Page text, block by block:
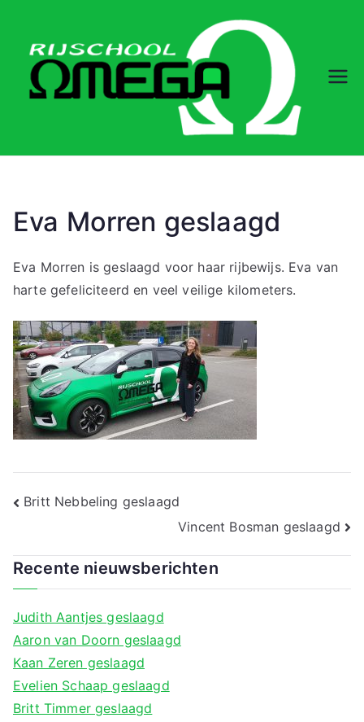
inhoud
O
Eva Morren geslaagd
Eva Morren is geslaagd voor haar rijbewijs. Eva van
harte gefeliciteerd en veel veilige kilometers.
Bericht
Britt Nebbeling geslaagd
Vincent Bosman geslaagd
Recente nieuwsberichten
Judith Aantjes geslaagd
Aaron van Doorn geslaagd
Kaan Zeren geslaagd
Evelien Schaap geslaagd
Britt Timmer geslaagd